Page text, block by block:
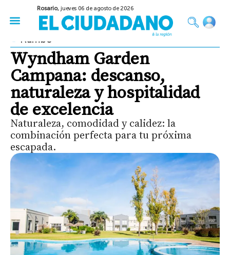
Rosario,jueves 06 de agosto de 2026
Rumbo
Wyndham Garden
Campana: descanso,
naturaleza y hospitalidad
de excelencia
Naturaleza, comodidad y calidez: la
combinación perfecta para tu próxima
escapada.